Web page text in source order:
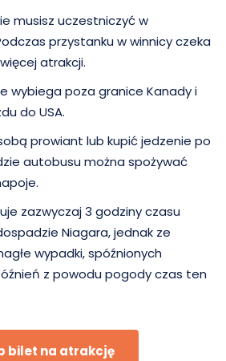
musisz uczestniczyć w
przystanku w winnicy czeka
atrakcji.
wybiega poza granice Kanady i
do USA.
prowiant lub kupić jedzenie po
autobusu można spożywać
zazwyczaj 3 godziny czasu
Niagara, jednak ze
wypadki, spóźnionych
z powodu pogody czas ten
bilet na atrakcję